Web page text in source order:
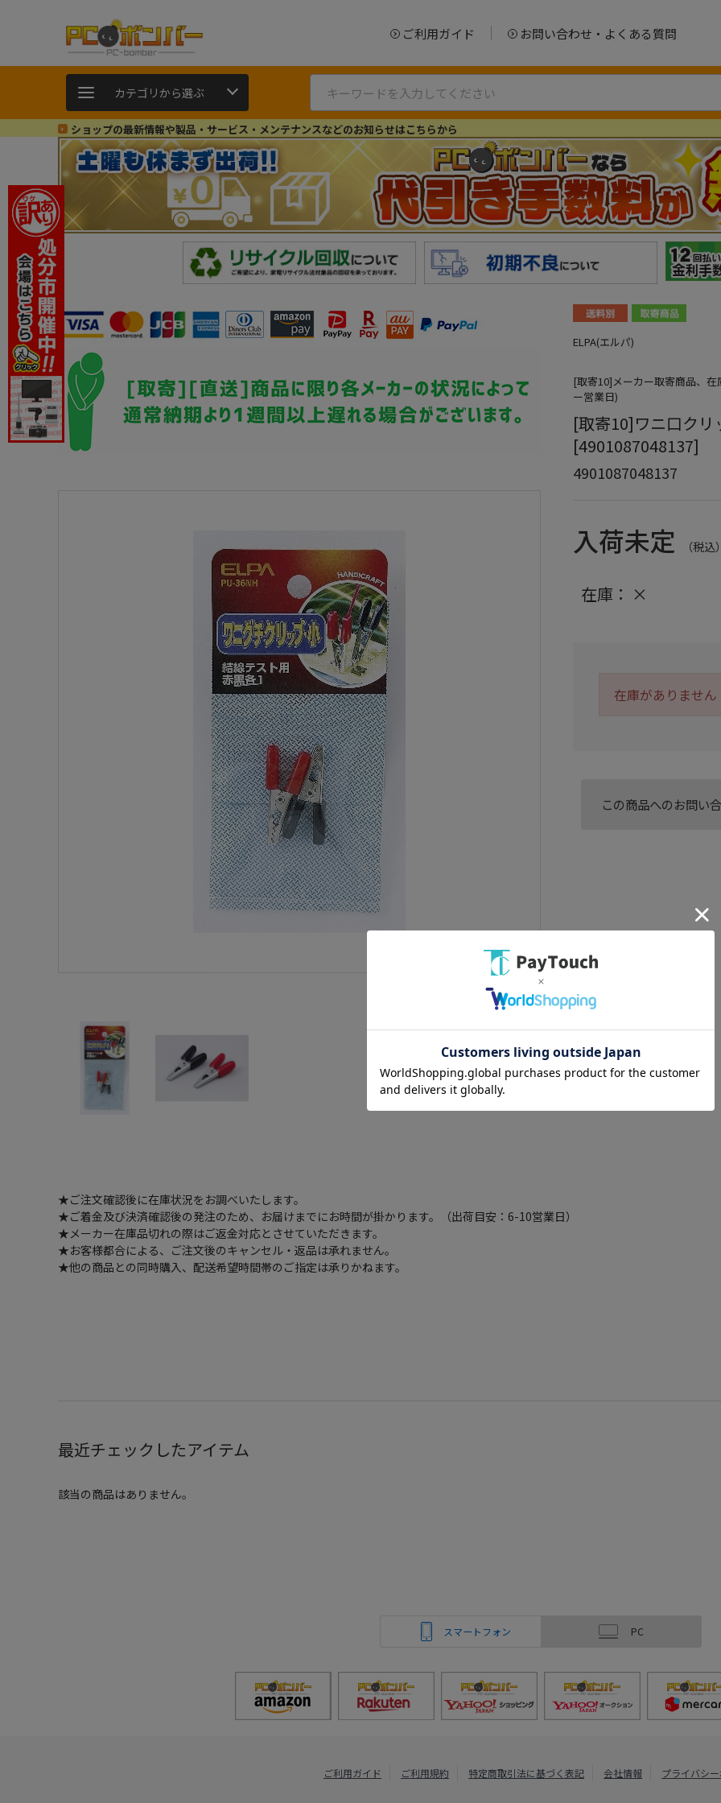
ご利用ガイド お問い合わせ・よくある質問
カテゴリから選ぶ
ショップの最新情報や製品・サービス・メンテナンスなどのお知らせはこちらから
ELPA(エルパ)
[取寄10]メーカー取寄商品、
ー営業日)
[取寄10]ワニ口クリ
[4901087048137]
4901087048137
入荷未定 （税込
在庫： ×
在庫がありません
この商品へのお問い
★ご注文確認後に在庫状況をお調べいたします。
★ご着金及び決済確認後の発注のため、お届けまでにお時間が掛かります。（出荷目安：6-10営業日）
★メーカー在庫品切れの際はご返金対応とさせていただきます。
★お客様都合による、ご注文後のキャンセル・返品は承れません。
★他の商品との同時購入、配送希望時間帯のご指定は承りかねます。
最近チェックしたアイテム
該当の商品はありません。
スマートフォン PC
ご利用ガイド ご利用規約 特定商取引法に基づく表記 会社情報 プライバシ